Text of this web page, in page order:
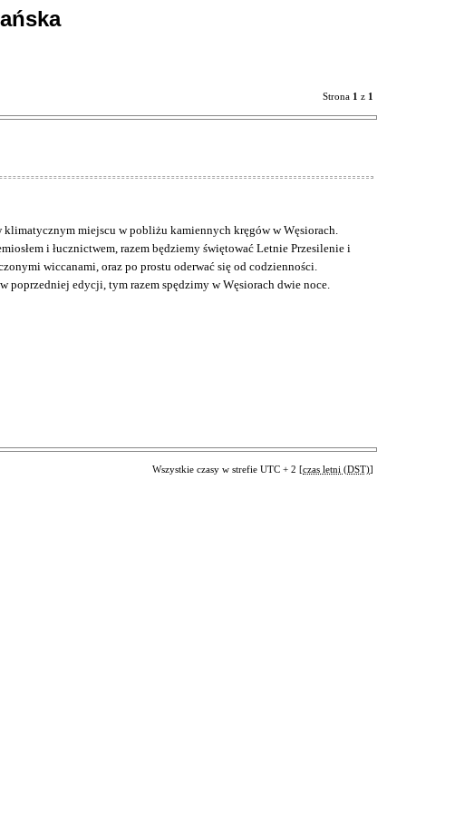
Strona 1 z 1
klimatycznym miejscu w pobliżu kamiennych kręgów w Węsiorach.
i łucznictwem, razem będziemy świętować Letnie Przesilenie i
wiccanami, oraz po prostu oderwać się od codzienności.
poprzedniej edycji, tym razem spędzimy w Węsiorach dwie noce.
Wszystkie czasy w strefie UTC + 2 [czas letni (DST)]